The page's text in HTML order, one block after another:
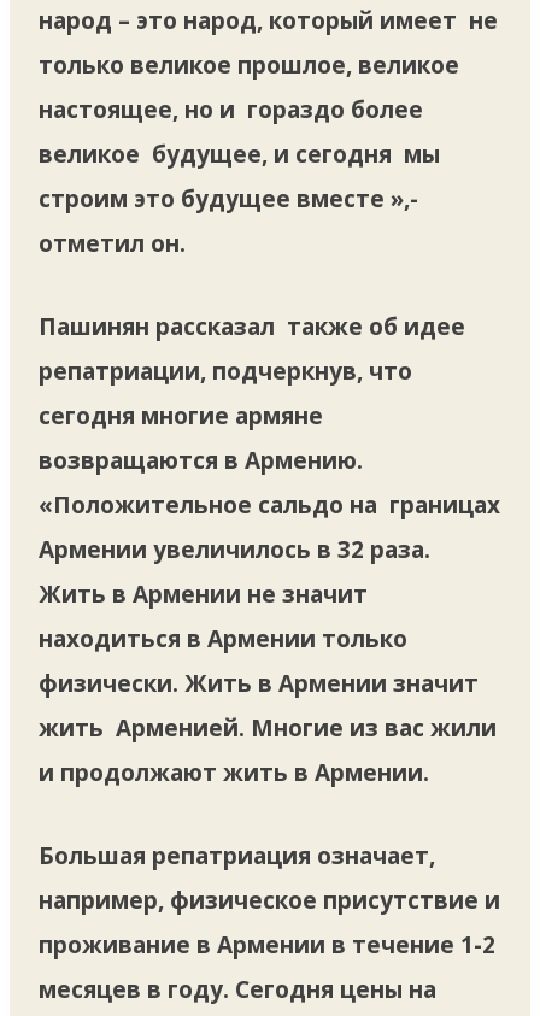
народ – это народ, который имеет не
только великое прошлое, великое
настоящее, но и гораздо более
великое будущее, и сегодня мы
строим это будущее вместе »,-
отметил он.
Пашинян рассказал также об идее
репатриации, подчеркнув, что
сегодня многие армяне
возвращаются в Армению.
«Положительное сальдо на границах
Армении увеличилось в 32 раза.
Жить в Армении не значит
находиться в Армении только
физически. Жить в Армении значит
жить Арменией. Многие из вас жили
и продолжают жить в Армении.
Большая репатриация означает,
например, физическое присутствие и
проживание в Армении в течение 1-2
месяцев в году. Сегодня цены на